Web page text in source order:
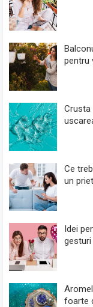
pentru
Ce
un
Idei
foarte